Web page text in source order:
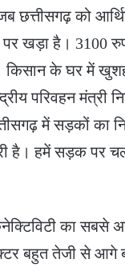
छत्तीसगढ़ को
खड़ा है। 3100
किसान के घर में
परिवहन मंत्री
में सड़कों का
है। हमें सड़क पर
का सबसे
बहुत तेजी से आगे